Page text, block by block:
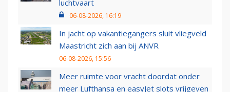
luchtvaart
06-08-2026, 16:19
In jacht op vakantiegangers sluit vliegveld
Maastricht zich aan bij ANVR
06-08-2026, 15:56
Meer ruimte voor vracht doordat onder
meer Lufthansa en easyJet slots vrijgeven